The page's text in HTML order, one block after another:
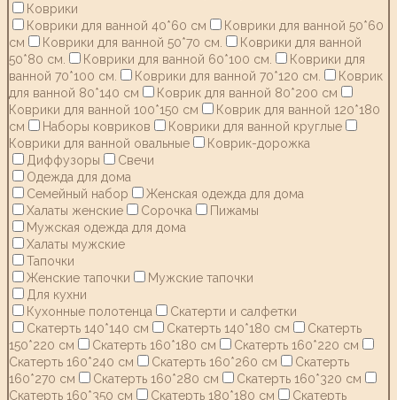
Коврики
Коврики для ванной 40*60 см
Коврики для ванной 50*60
см
Коврики для ванной 50*70 см.
Коврики для ванной
50*80 см.
Коврики для ванной 60*100 см.
Коврики для
ванной 70*100 см.
Коврики для ванной 70*120 см.
Коврик
для ванной 80*140 см
Коврик для ванной 80*200 см
Коврики для ванной 100*150 см
Коврик для ванной 120*180
см
Наборы ковриков
Коврики для ванной круглые
Коврики для ванной овальные
Коврик-дорожка
Диффузоры
Свечи
Одежда для дома
Семейный набор
Женская одежда для дома
Халаты женские
Сорочка
Пижамы
Мужская одежда для дома
Халаты мужские
Тапочки
Женские тапочки
Мужские тапочки
Для кухни
Кухонные полотенца
Скатерти и салфетки
Скатерть 140*140 см
Скатерть 140*180 см
Скатерть
150*220 см
Скатерть 160*180 см
Скатерть 160*220 см
Скатерть 160*240 см
Скатерть 160*260 см
Скатерть
160*270 см
Скатерть 160*280 см
Скатерть 160*320 см
Скатерть 160*350 см
Скатерть 180*180 см
Скатерть